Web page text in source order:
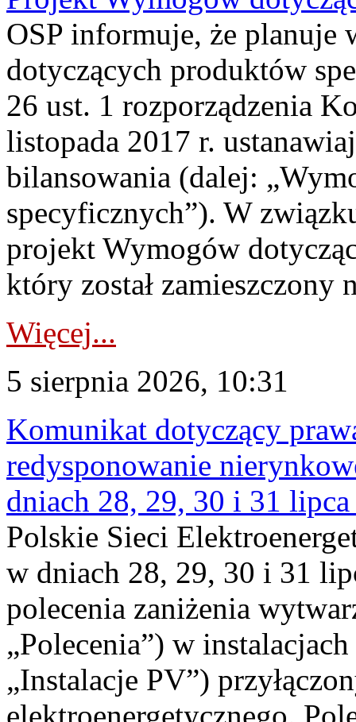
OSP informuje, że planuje
dotyczących produktów
26 ust. 1 rozporządzenia
listopada 2017 r.
bilansowania (dalej:
specyficznych”). W
projekt Wymogów
który został zamieszczony
Więcej...
5 sierpnia 2026, 10:31
Komunikat dotyczący
redysponowanie
dniach 28, 29, 30 i 31
Polskie Sieci
w dniach 28, 29, 30 i 31
polecenia zaniżenia
„Polecenia”) w
„Instalacje PV”)